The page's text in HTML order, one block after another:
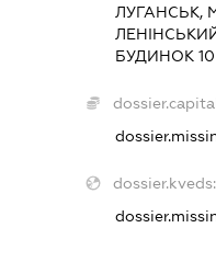
ЛУГАНСЬК,
БУДИНОК 10
dossier.kveds: